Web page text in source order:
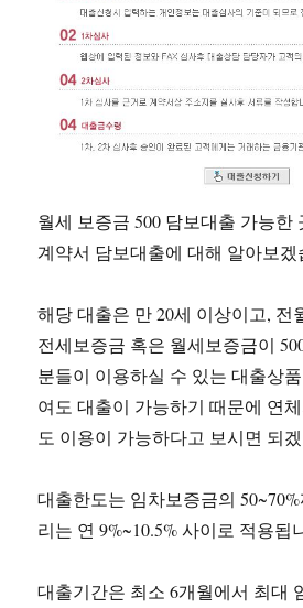
월세 보증금 500 담보대출 가능한
계약서 담보대출에 대해 알아보겠
해당 대출은 만 20세 이상이고, 전
전세보증금 혹은 월세보증금이
분들이 이용하실 수 있는 대출상
여도 대출이 가능하기 때문에 연
도 이용이 가능하다고 보시면 되
대출한도는 임차보증금의
리는 연 9%~10.5% 사이로 적용됩
대출기간은 최소 6개월에서 최대